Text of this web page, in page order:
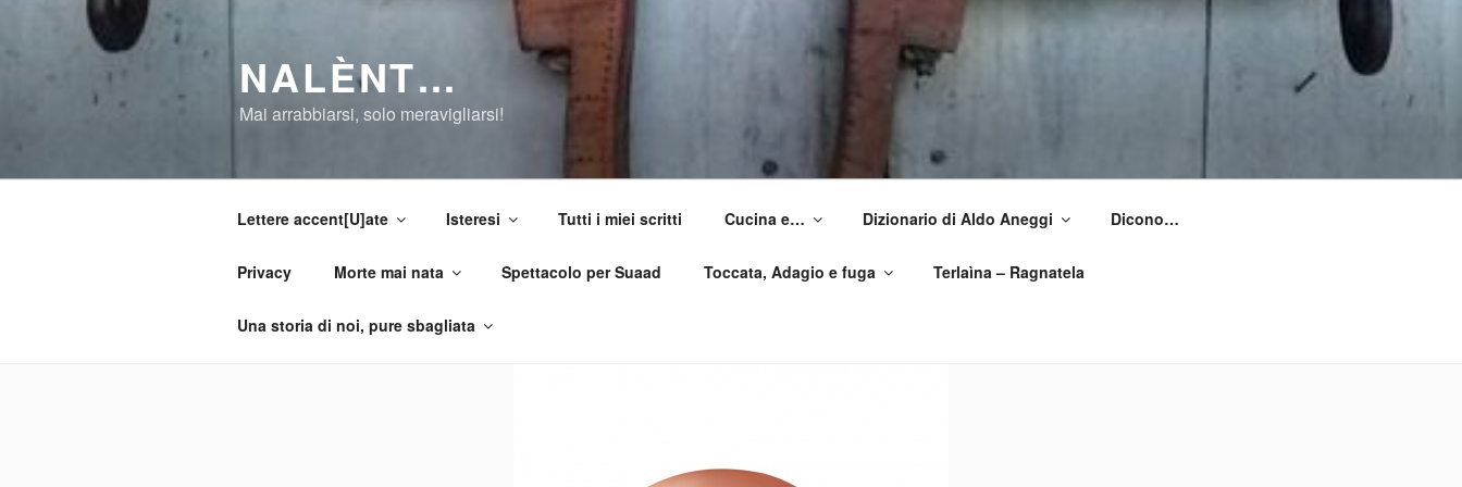
NALÈNT…
Mai arrabbiarsi, solo meravigliarsi!
Lettere accent[U]ate Isteresi Tutti i miei scritti Cucina e… Dizionario di Aldo Aneggi Dicono…
Privacy Morte mai nata Spettacolo per Suaad Toccata, Adagio e fuga Terlaìna – Ragnatela
Una storia di noi, pure sbagliata